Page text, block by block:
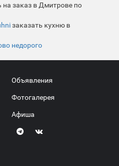
на заказ в Дмитрове по
заказать кухню в
недорого
Объявления
Фотогалерея
Афиша